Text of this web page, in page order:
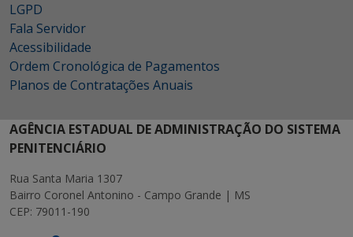
LGPD
Fala Servidor
Acessibilidade
Ordem Cronológica de Pagamentos
Planos de Contratações Anuais
AGÊNCIA ESTADUAL DE ADMINISTRAÇÃO DO SISTEMA
PENITENCIÁRIO
Rua Santa Maria 1307
Bairro Coronel Antonino - Campo Grande | MS
CEP: 79011-190